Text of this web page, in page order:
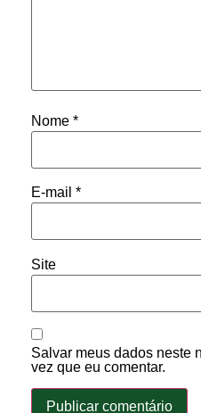
Nome *
E-mail *
Site
Salvar meus dados neste
vez que eu comentar.